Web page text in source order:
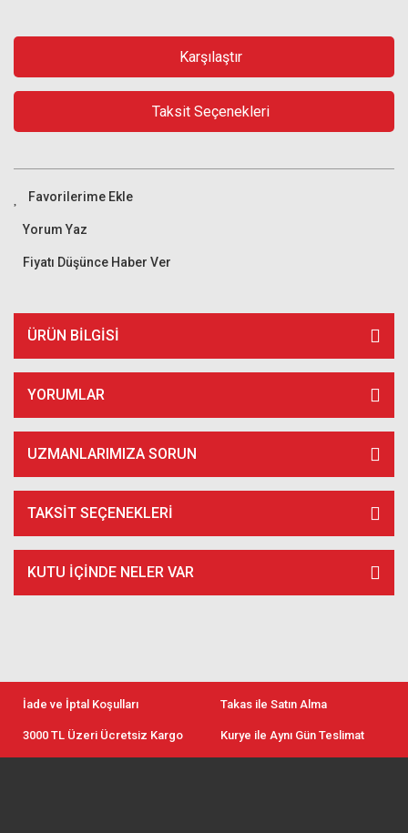
Karşılaştır
Taksit Seçenekleri
Yorum Yaz
Fiyatı Düşünce Haber Ver
ÜRÜN BILGISI
YORUMLAR
UZMANLARIMIZA SORUN
TAKSIT SEÇENEKLERI
KUTU İÇİNDE NELER VAR
İade ve İptal Koşulları Takas ile Satın Alma
3000 TL Üzeri Ücretsiz Kargo Kurye ile Aynı Gün Teslimat